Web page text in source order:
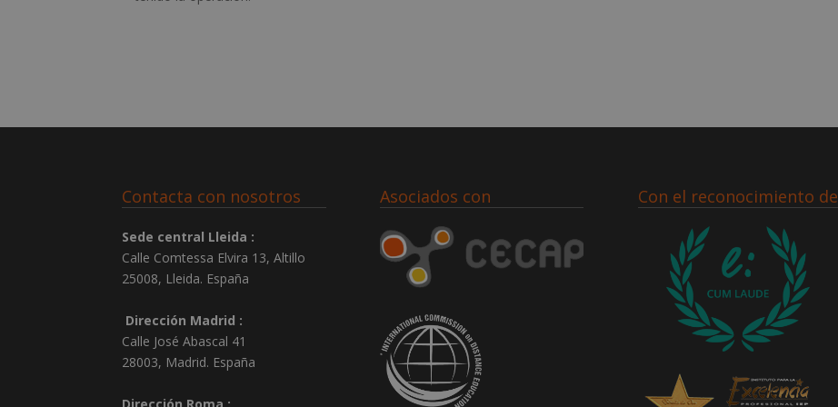
Contacta con nosotros
Sede central Lleida :
Calle Comtessa Elvira 13, Altillo
25008, Lleida. España
Dirección Madrid :
Calle José Abascal 41
28003, Madrid. España
Asociados con Con el reconocimiento de